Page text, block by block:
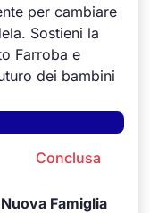
per cambiare
Sostieni la
Farroba e
dei bambini
Conclusa
Famiglia